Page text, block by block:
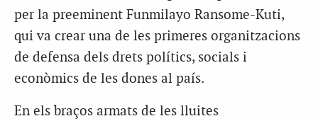
per la preeminent Funmilayo Ransome-Kuti,
qui va crear una de les primeres organitzacions
de defensa dels drets polítics, socials i
econòmics de les dones al país.
En els braços armats de les lluites